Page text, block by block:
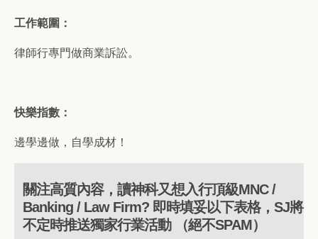
工作範圍：
律師行專門做商業訴訟。
快樂指數：
邊學邊做，自學成材！
關注高質內容，讀神科又想入行頂級MNC /
Banking / Law Firm? 即時填妥以下表格，SJ將
不定時推送獨家行業活動 （絕不SPAM）